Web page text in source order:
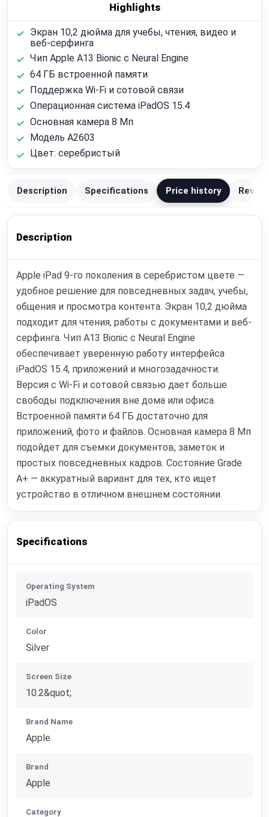
Highlights
Экран 10,2 дюйма для учебы, чтения, видео и
веб-серфинга
Чип Apple A13 Bionic с Neural Engine
64 ГБ встроенной памяти
Поддержка Wi‑Fi и сотовой связи
Операционная система iPadOS 15.4
Основная камера 8 Мп
Модель A2603
Цвет: серебристый
Description Specifications Price history
Description
Apple iPad 9-го поколения в серебристом цвете —
удобное решение для повседневных задач, учебы,
общения и просмотра контента. Экран 10,2 дюйма
подходит для чтения, работы с документами и веб-
серфинга. Чип A13 Bionic с Neural Engine
обеспечивает уверенную работу интерфейса
iPadOS 15.4, приложений и многозадачности.
Версия с Wi‑Fi и сотовой связью дает больше
свободы подключения вне дома или офиса.
Встроенной памяти 64 ГБ достаточно для
приложений, фото и файлов. Основная камера 8 Мп
подойдет для съемки документов, заметок и
простых повседневных кадров. Состояние Grade
A+ — аккуратный вариант для тех, кто ищет
устройство в отличном внешнем состоянии.
Specifications
Operating System
iPadOS
Color
Silver
Screen Size
10.2&quot;
Brand Name
Apple
Brand
Apple
Category